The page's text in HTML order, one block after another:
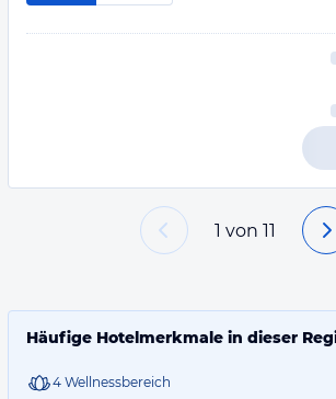
1 von 11
Häufige Hotelmerkmale in dieser
4 Wellnessbereich